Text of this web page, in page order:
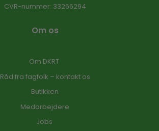
CVR-nummer: 33266294
Om os
Om DKRT
Råd fra fagfolk – kontakt os
Butikken
Medarbejdere
Jobs